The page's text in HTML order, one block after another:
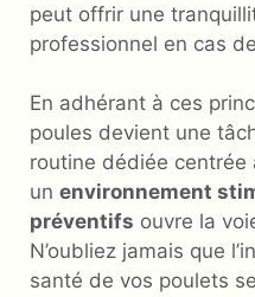
peut offrir une
professionnel en cas
En adhérant à ces
poules devient une
routine dédiée centrée
un environnement
préventifs ouvre la
N’oubliez jamais que
santé de vos poulets